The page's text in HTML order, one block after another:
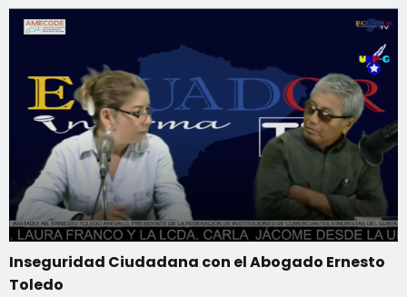
Inseguridad Ciudadana con el Abogado Ernesto
Toledo